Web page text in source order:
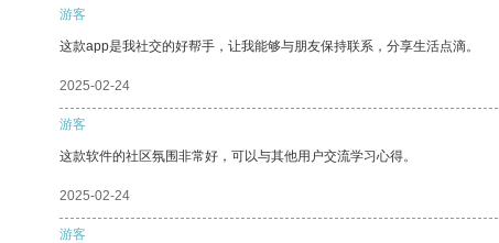
游客
这款app是我社交的好帮手，让我能够与朋友保持联系，分享生活点滴。
2025-02-24
游客
这款软件的社区氛围非常好，可以与其他用户交流学习心得。
2025-02-24
游客